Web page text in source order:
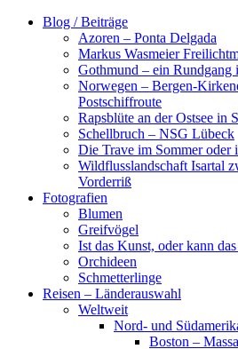
Zum
Blog / Beiträge
Azoren – Ponta Delgada
Markus Wasmeier
Gothmund – ein Rundgang
Norwegen – Bergen-
Postschiffroute
Rapsblüte an der Ostsee in
Schellbruch – NSG Lübeck
Die Trave im Sommer oder
Wildflusslandschaft Isartal
Vorderriß
Fotografien
Blumen
Greifvögel
Ist das Kunst, oder kann
Orchideen
Schmetterlinge
Reisen – Länderauswahl
Weltweit
Nord- und
Boston –